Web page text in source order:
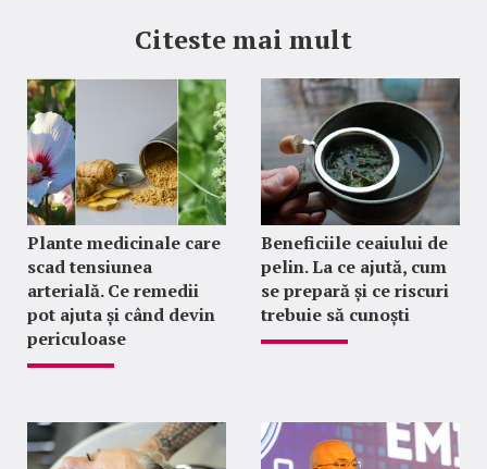
Citeste mai mult
Plante medicinale care
scad tensiunea
arterială. Ce remedii
pot ajuta și când devin
periculoase
Beneficiile ceaiului de
pelin. La ce ajută, cum
se prepară și ce riscuri
trebuie să cunoști